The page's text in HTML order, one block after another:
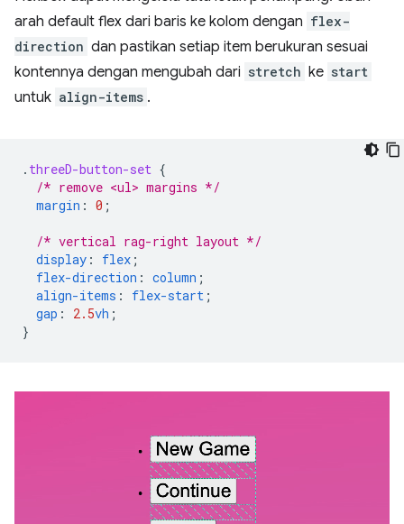
arah default flex dari baris ke kolom dengan flex-
direction dan pastikan setiap item berukuran sesuai
kontennya dengan mengubah dari stretch ke start
untuk align-items .
. threeD-button-set {
/* remove <ul> margins */
margin : 0 ;
/* vertical rag-right layout */
display : flex ;
flex-direction : column ;
align-items : flex-start ;
gap : 2.5vh ;
}